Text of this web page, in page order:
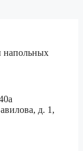
напольных
д. 1,